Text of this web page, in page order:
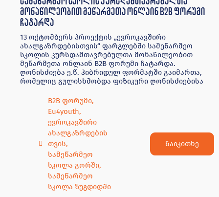
ევროკავშირი
ახალგაზრდების
თვის
სამეწარმეო
სკოლა გორში,
სამეწარმეო
სკოლა ზუგდიდში